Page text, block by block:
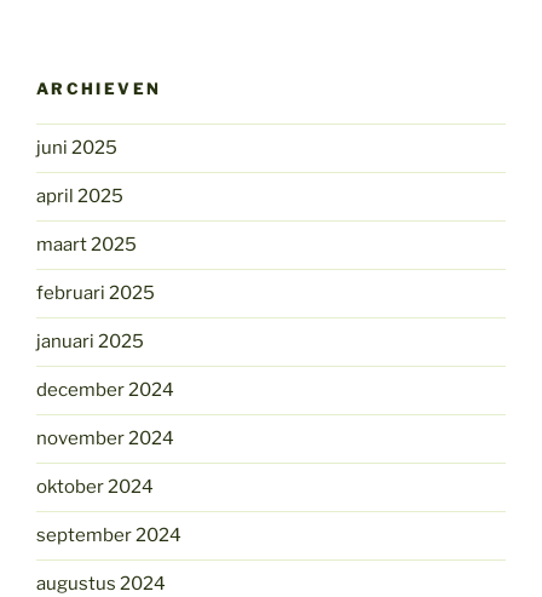
ARCHIEVEN
juni 2025
april 2025
maart 2025
februari 2025
januari 2025
december 2024
november 2024
oktober 2024
september 2024
augustus 2024